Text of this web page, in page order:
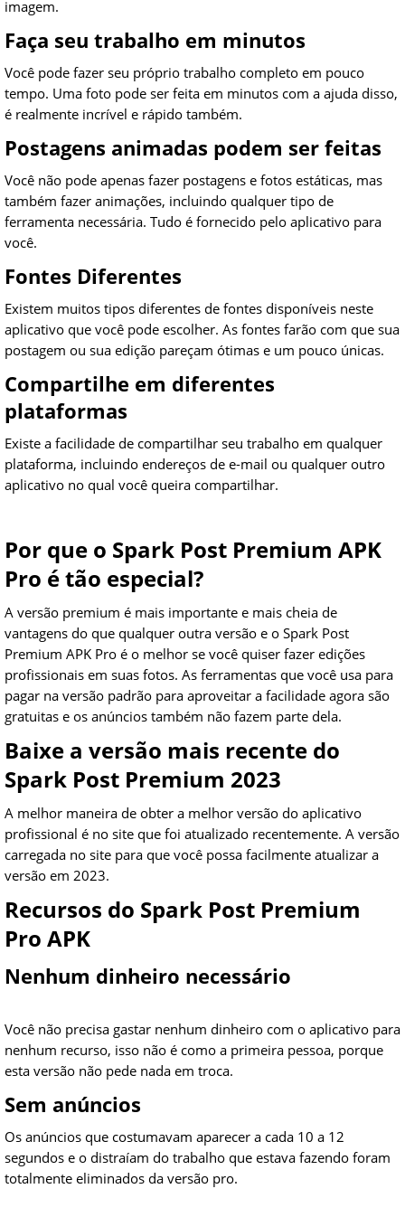
imagem.
Faça seu trabalho em minutos
Você pode fazer seu próprio trabalho completo em pouco
tempo. Uma foto pode ser feita em minutos com a ajuda disso,
é realmente incrível e rápido também.
Postagens animadas podem ser feitas
Você não pode apenas fazer postagens e fotos estáticas, mas
também fazer animações, incluindo qualquer tipo de
ferramenta necessária. Tudo é fornecido pelo aplicativo para
você.
Fontes Diferentes
Existem muitos tipos diferentes de fontes disponíveis neste
aplicativo que você pode escolher. As fontes farão com que sua
postagem ou sua edição pareçam ótimas e um pouco únicas.
Compartilhe em diferentes
plataformas
Existe a facilidade de compartilhar seu trabalho em qualquer
plataforma, incluindo endereços de e-mail ou qualquer outro
aplicativo no qual você queira compartilhar.
Por que o Spark Post Premium APK
Pro é tão especial?
A versão premium é mais importante e mais cheia de
vantagens do que qualquer outra versão e o Spark Post
Premium APK Pro é o melhor se você quiser fazer edições
profissionais em suas fotos. As ferramentas que você usa para
pagar na versão padrão para aproveitar a facilidade agora são
gratuitas e os anúncios também não fazem parte dela.
Baixe a versão mais recente do
Spark Post Premium 2023
A melhor maneira de obter a melhor versão do aplicativo
profissional é no site que foi atualizado recentemente. A versão
carregada no site para que você possa facilmente atualizar a
versão em 2023.
Recursos do Spark Post Premium
Pro APK
Nenhum dinheiro necessário
Você não precisa gastar nenhum dinheiro com o aplicativo para
nenhum recurso, isso não é como a primeira pessoa, porque
esta versão não pede nada em troca.
Sem anúncios
Os anúncios que costumavam aparecer a cada 10 a 12
segundos e o distraíam do trabalho que estava fazendo foram
totalmente eliminados da versão pro.